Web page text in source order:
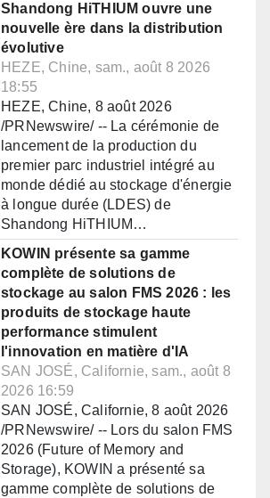
Shandong HiTHIUM ouvre une
nouvelle ère dans la distribution
évolutive
HEZE, Chine, sam., août 8 2026
18:55
HEZE, Chine, 8 août 2026
/PRNewswire/ -- La cérémonie de
lancement de la production du
premier parc industriel intégré au
monde dédié au stockage d'énergie
à longue durée (LDES) de
Shandong HiTHIUM…
KOWIN présente sa gamme
complète de solutions de
stockage au salon FMS 2026 : les
produits de stockage haute
performance stimulent
l'innovation en matière d'IA
SAN JOSÉ, Californie, sam., août 8
2026 16:59
SAN JOSÉ, Californie, 8 août 2026
/PRNewswire/ -- Lors du salon FMS
2026 (Future of Memory and
Storage), KOWIN a présenté sa
gamme complète de solutions de